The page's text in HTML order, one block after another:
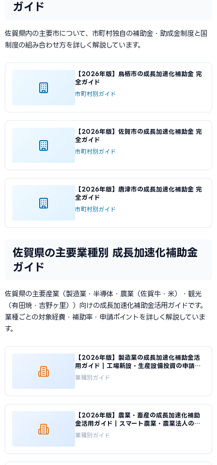
ガイド
佐賀県内の主要市について、市町村独自の補助金・助成金制度と国
制度の組み合わせ方を詳しく解説しています。
【2026年版】鳥栖市の成長加速化補助金 完
全ガイド
市町村別ガイド
【2026年版】佐賀市の成長加速化補助金 完
全ガイド
市町村別ガイド
【2026年版】唐津市の成長加速化補助金 完
全ガイド
市町村別ガイド
佐賀県の主要業種別 成長加速化補助金
ガイド
佐賀県の主要産業（製造業・半導体・農業（佐賀牛・米）・観光
（有田焼・吉野ヶ里））向けの成長加速化補助金活用ガイドです。
業種ごとの対象経費・補助率・申請ポイントを詳しく解説していま
す。
【2026年版】製造業の成長加速化補助金活
用ガイド｜工場新設・生産設備投資の申請戦
略｜成長加速化補助金ナビ
業種別ガイド
【2026年版】農業・畜産の成長加速化補助
金活用ガイド｜スマート農業・農業法人の申
請方法｜成長加速化補助金ナビ
業種別ガイド